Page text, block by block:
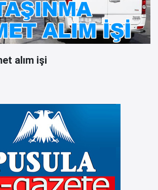
alım işi